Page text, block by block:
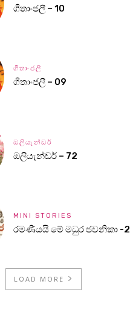
ගීතාංජලී – 10
ගීතාංජලී
ගීතාංජලී – 09
ඔලියැන්ඩර්
ඔලියැන්ඩර් – 72
MINI STORIES
රමණීයයි මේ මධුර ජවනිකා -2
LOAD MORE